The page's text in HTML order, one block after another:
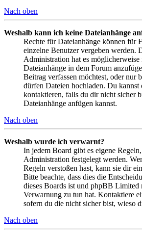
Nach oben
Weshalb kann ich keine Dateianhänge
Rechte für Dateianhänge können für
einzelne Benutzer vergeben werden.
Administration hat es möglicherweise
Dateianhänge in dem Forum
Beitrag verfassen möchtest, oder nur
dürfen Dateien hochladen. Du
kontaktieren, falls du dir nicht sicher
Dateianhänge anfügen kannst.
Nach oben
Weshalb wurde ich verwarnt?
In jedem Board gibt es eigene
Administration festgelegt werden.
Regeln verstoßen hast, kann sie dir
Bitte beachte, dass dies die
dieses Boards ist und phpBB Limited
Verwarnung zu tun hat. Kontaktiere
sofern du die nicht sicher bist, wieso
Nach oben